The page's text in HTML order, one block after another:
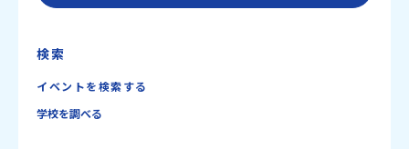
検索
イベントを検索する
学校を調べる